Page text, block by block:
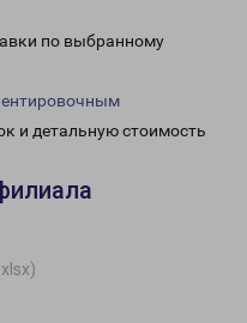
по выбранному
и детальную стоимость